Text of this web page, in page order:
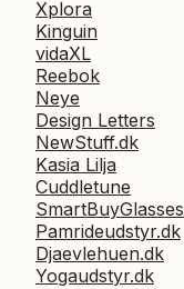
Xplora
Kinguin
vidaXL
Reebok
Neye
Design Letters
NewStuff.dk
Kasia Lilja
Cuddletune
SmartBuyGlasses
Pamrideudstyr.dk
Djaevlehuen.dk
Yogaudstyr.dk